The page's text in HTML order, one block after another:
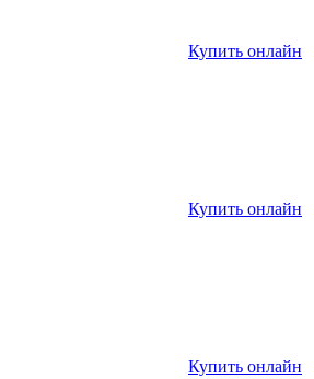
Купить онлайн
Купить онлайн
Купить онлайн